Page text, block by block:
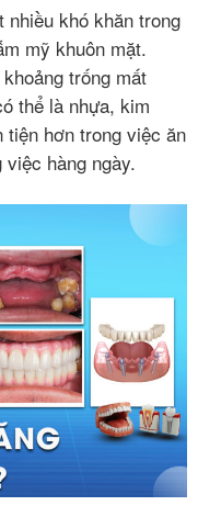
nhiều khó khăn trong
mỹ khuôn mặt.
trống mất
thể là nhựa, kim
hơn trong việc ăn
hàng ngày.